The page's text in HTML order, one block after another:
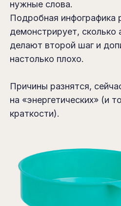
нужные слова.
Подробная инфографика
демонстрирует, сколько
делают второй шаг и
настолько плохо.
Причины разнятся,
на «энергетических» (и
краткости).